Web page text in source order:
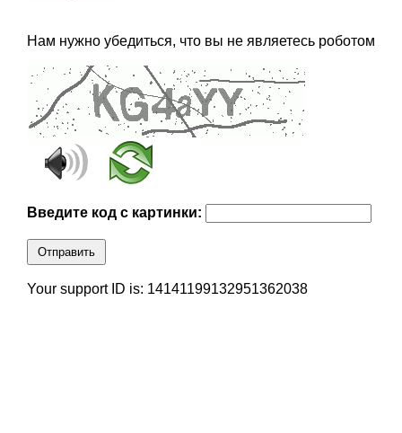
Нам нужно убедиться, что вы не являетесь роботом
Введите код с картинки:
Отправить
Your support ID is: 14141199132951362038